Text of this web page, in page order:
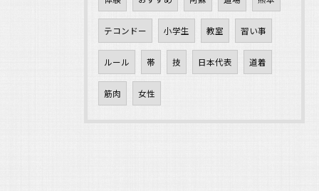
テコンドー 小学生 教室 習い事
ルール 帯 技 日本代表 道着
筋肉 女性